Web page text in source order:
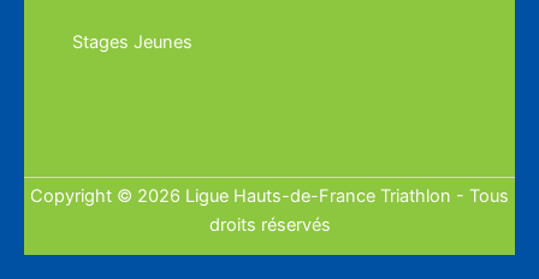
Stages Jeunes
Copyright © 2026 Ligue Hauts-de-France Triathlon - Tous
droits réservés